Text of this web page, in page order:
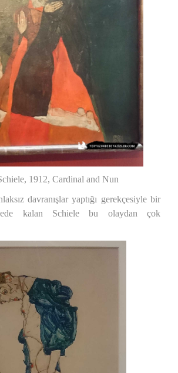
1912, Cardinal and Nun
davranışlar yaptığı gerekçesiyle bir
kalan Schiele bu olaydan çok